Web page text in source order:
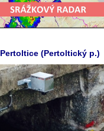
Pertoltice (Pertoltický p.)